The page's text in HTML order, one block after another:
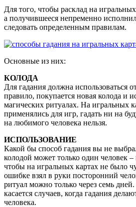
Для того, чтобы расклад на
а получившееся непременно
следовать определенным правилам.
Основные из них:
КОЛОДА
Для гадания должна использоваться
правило, покупается новая колода и
магических ритуалах. На игральных
применялись для игр, гадать ни на
на любимого человека нельзя.
ИСПОЛЬЗОВАНИЕ
Какой бы способ гадания вы не
колодой может только один человек
чтобы на игральных картах не было
ошибке взял в руки посторонний
ритуал можно только через семь
касается случаев, когда гадания
человека.